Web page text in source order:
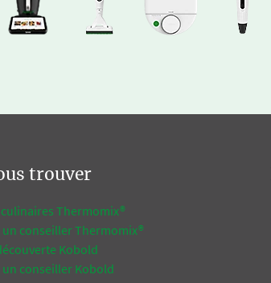
trouver
Thermomix®
conseiller Thermomix®
Kobold
conseiller Kobold